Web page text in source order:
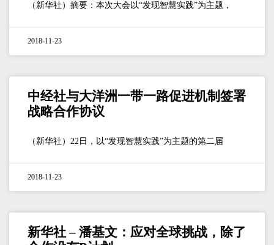
（新华社）摘要：本次大会以“发现智慧实践”为主题，
2018-11-23
中经社与大洋洲一带一路促进机制签署
战略合作协议
（新华社）22日，以“发现智慧实践”为主题的第二届
2018-11-23
新华社 – 潘基文：应对全球挑战，除了